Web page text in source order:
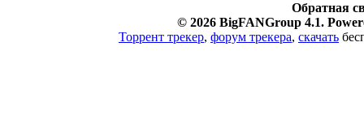
Обратная
© 2026 BigFANGroup 4.1.
Торрент трекер, форум трекера, скачать